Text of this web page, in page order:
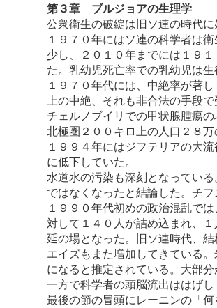
第３章 ブルジョアの生理学
公衆衛生の破綻は旧ソ連の時代
１９７０年にはソ連の科学者は
少し、２０１０年までには１９
た。乳幼児死亡率での乳幼児は
１９７０年代には、中絶率が著
上の中絶、それも非合法の手段で
チェルノブイリでの甲状腺腫瘍
北極圏２００キロ上の人口２８
１９９４年にはジフテリアの大
に低下していた。
水道水の汚染も深刻となってい
ではなくなったと結論した。チ
１９９０年代初めの政治混乱で
対して１４０人が詰め込まれ、
延の場となった。旧ソ連時代、
エイズもまた増加してきている
になると推定されている。大部分
一方で科学者の頭脳流出ははげ
最後の節の冒頭にレーニンの「